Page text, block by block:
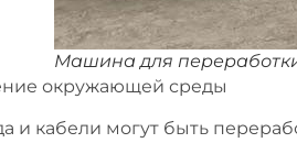
Машина для
окружающей среды
и кабели могут быть